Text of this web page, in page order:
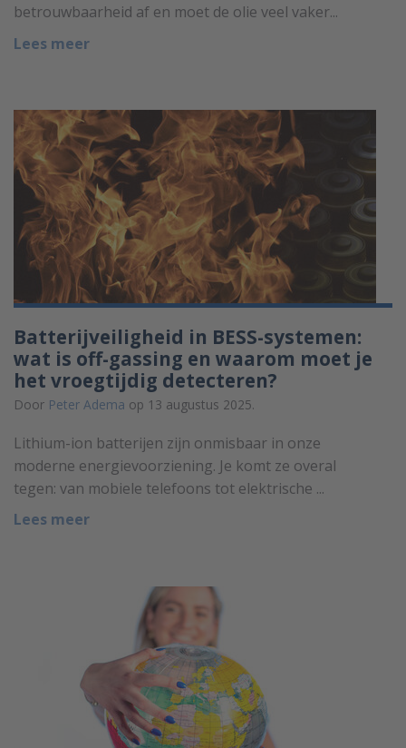
betrouwbaarheid af en moet de olie veel vaker...
Lees meer
Batterijveiligheid in BESS-systemen:
wat is off-gassing en waarom moet je
het vroegtijdig detecteren?
Door Peter Adema op 13 augustus 2025.
Lithium-ion batterijen zijn onmisbaar in onze
moderne energievoorziening. Je komt ze overal
tegen: van mobiele telefoons tot elektrische ...
Lees meer